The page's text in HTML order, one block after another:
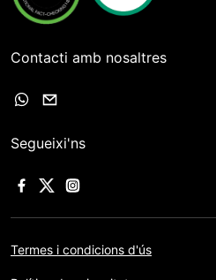
Contacti amb nosaltres
Segueixi'ns
Termes i condicions d'ús